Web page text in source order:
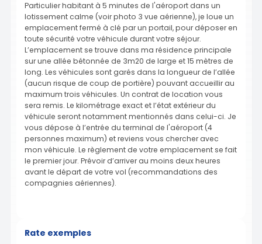
Particulier habitant à 5 minutes de l'aéroport dans un
lotissement calme (voir photo 3 vue aérienne), je loue un
emplacement fermé à clé par un portail, pour déposer en
toute sécurité votre véhicule durant votre séjour.
L’emplacement se trouve dans ma résidence principale
sur une allée bétonnée de 3m20 de large et 15 mètres de
long. Les véhicules sont garés dans la longueur de l’allée
(aucun risque de coup de portière) pouvant accueillir au
maximum trois véhicules. Un contrat de location vous
sera remis. Le kilométrage exact et l’état extérieur du
véhicule seront notamment mentionnés dans celui-ci. Je
vous dépose à l’entrée du terminal de l'aéroport (4
personnes maximum) et reviens vous chercher avec
mon véhicule. Le règlement de votre emplacement se fait
le premier jour. Prévoir d’arriver au moins deux heures
avant le départ de votre vol (recommandations des
compagnies aériennes).
Rate exemples